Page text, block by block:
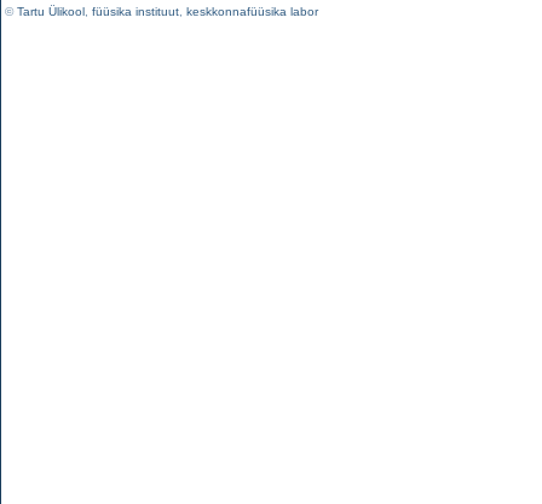
©Tartu Ülikool füüsika instituut keskkonnafüüsika labor